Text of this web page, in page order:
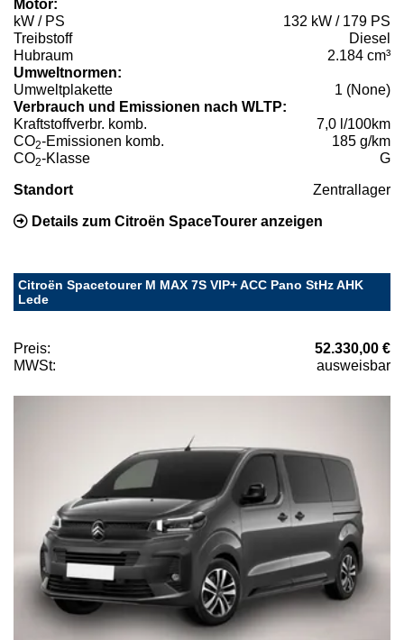
Motor:
kW / PS
132 kW / 179 PS
Treibstoff
Diesel
Hubraum
2.184 cm³
Umweltnormen:
Umweltplakette
1 (None)
Verbrauch und Emissionen nach WLTP:
Kraftstoffverbr. komb.
7,0 l/100km
CO2-Emissionen komb.
185 g/km
CO2-Klasse G
Standort Zentrallager
Details zum Citroën SpaceTourer anzeigen
Citroën Spacetourer M MAX 7S VIP+ ACC Pano StHz AHK
Lede
Preis:
52.330,00 €
MWSt:
ausweisbar